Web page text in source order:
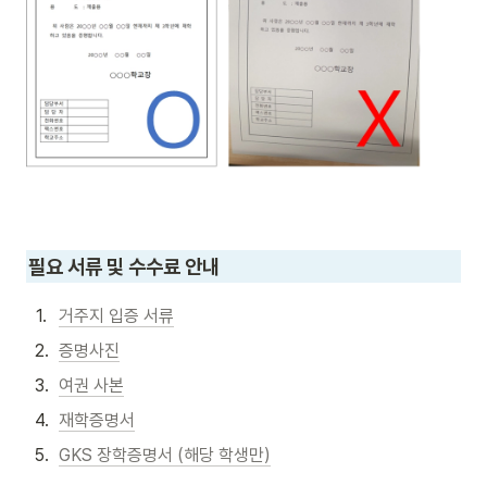
필요 서류 및 수수료 안내
1.
거주지 입증 서류
2. 증명사진
3. 여권 사본
4. 재학증명서
5. GKS 장학증명서 (해당 학생만)